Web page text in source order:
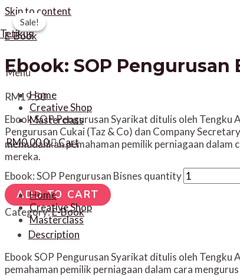
Skip to content
Tetikus
Menu
Home
Creative Shop
Masterclass
RM0.000 Cart
Home
Creative Shop
Masterclass
E-Book
Ebook: SOP Pengurusan
RM19.50
Ebook SOP Pengurusan Syarikat ditulis oleh Tengku
Pengurusan Cukai (Taz & Co) dan Company
memudahkan pemahaman pemilik perniagaan dalam
mereka.
Ebook: SOP Pengurusan Bisnes quantity
ADD TO CART
Category:E-Book
Description
Ebook SOP Pengurusan Syarikat ditulis oleh Tengku
pemahaman pemilik perniagaan dalam cara
Sale!
Sale!